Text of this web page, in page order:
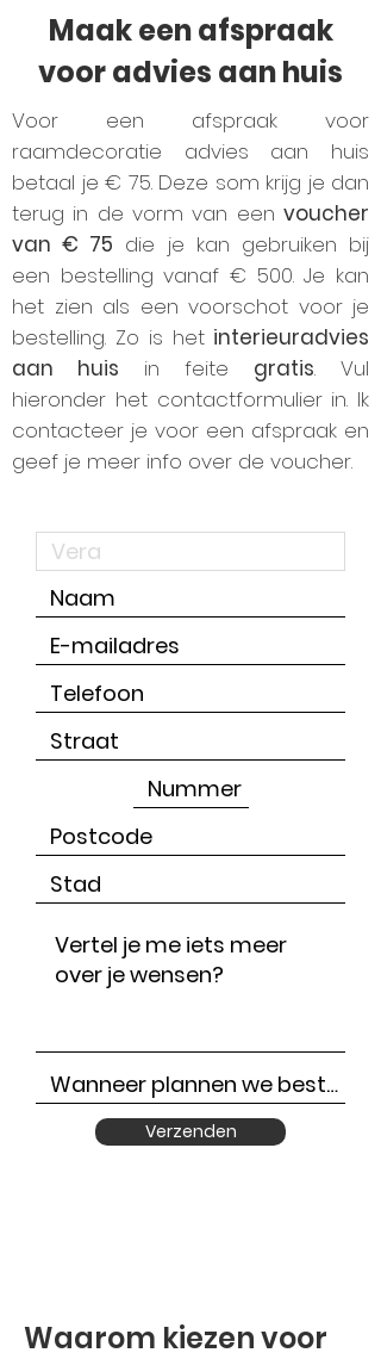
Maak een afspraak
voor advies aan huis
Voor een afspraak voor
raamdecoratie advies aan huis
betaal je € 75. Deze som krijg je dan
terug in de vorm van een voucher
van € 75 die je kan gebruiken bij
een bestelling vanaf € 500. Je kan
het zien als een voorschot voor je
bestelling. Zo is het interieuradvies
aan huis in feite gratis. Vul
hieronder het contactformulier in. Ik
contacteer je voor een afspraak en
geef je meer info over de voucher.
Verzenden
Waarom kiezen voor